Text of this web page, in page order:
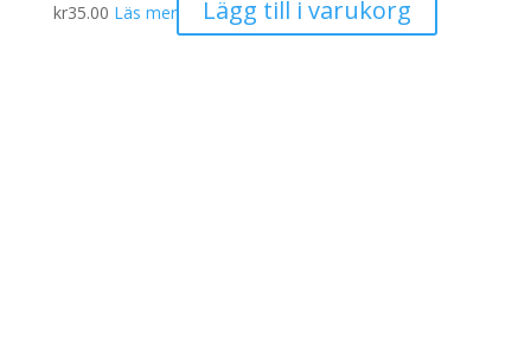
kr35.00 Läs mer Lägg till i varukorg